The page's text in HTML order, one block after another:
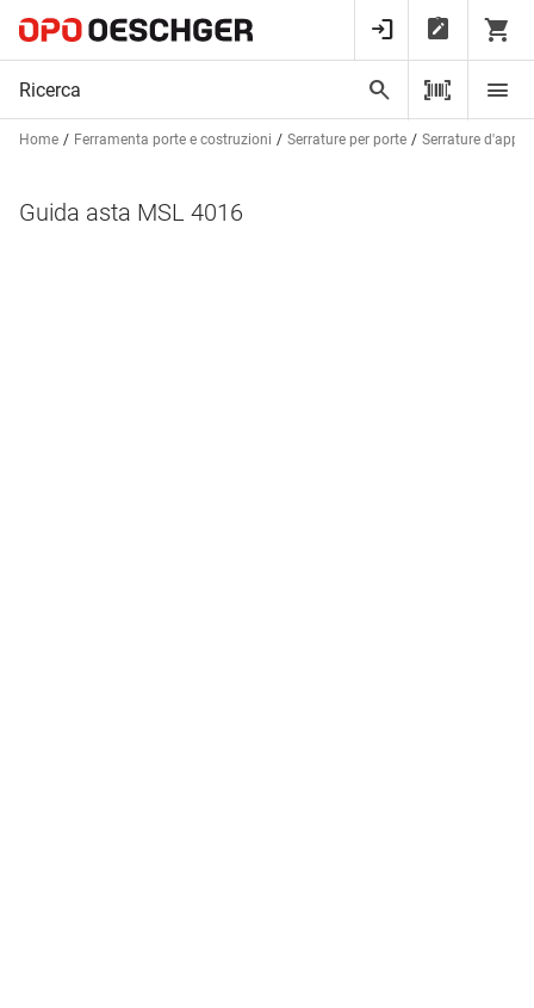
Home Ferramenta porte e costruzioni Serrature per porte Serrature
Guida asta MSL 4016